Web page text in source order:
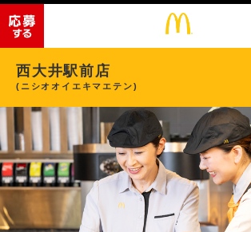
西大井駅前店
(ニシオオイエキマエテン)